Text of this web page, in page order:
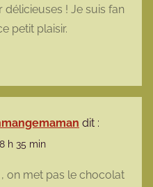
délicieuses ! Je suis fan
petit plaisir.
dit :
h 35 min
on met pas le chocolat